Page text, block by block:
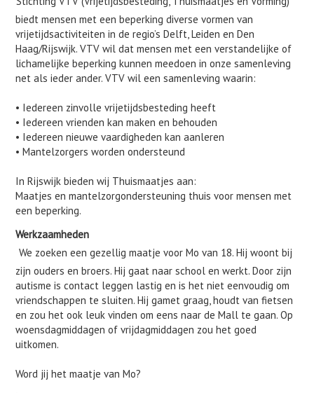
biedt mensen met een beperking diverse vormen van
vrijetijdsactiviteiten in de regio’s Delft, Leiden en Den
Haag/Rijswijk. VTV wil dat mensen met een verstandelijke of
lichamelijke beperking kunnen meedoen in onze samenleving
net als ieder ander. VTV wil een samenleving waarin:
• Iedereen zinvolle vrijetijdsbesteding heeft
• Iedereen vrienden kan maken en behouden
• Iedereen nieuwe vaardigheden kan aanleren
• Mantelzorgers worden ondersteund
In Rijswijk bieden wij Thuismaatjes aan:
Maatjes en mantelzorgondersteuning thuis voor mensen met
een beperking.
Werkzaamheden
We zoeken een gezellig maatje voor Mo van 18. Hij woont bij
zijn ouders en broers. Hij gaat naar school en werkt. Door zijn
autisme is contact leggen lastig en is het niet eenvoudig om
vriendschappen te sluiten. Hij gamet graag, houdt van fietsen
en zou het ook leuk vinden om eens naar de Mall te gaan. Op
woensdagmiddagen of vrijdagmiddagen zou het goed
uitkomen.
Word jij het maatje van Mo?